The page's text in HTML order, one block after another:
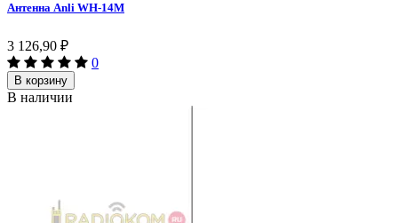
Антенна Anli WH-14M
3 126,90 ₽
0
В корзину
В наличии